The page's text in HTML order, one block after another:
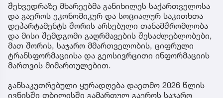
შეხვედრაზე მხარეებმა განიხილეს საქართველოსა
და გაეროს ეკონომიკურ და სოციალურ საკითხთა
დეპარტამენტს შორის არსებული თანამშრომლობა
და მისი შემდგომი გაღრმავების შესაძლებლობები,
მათ შორის, საჯარო მმართველობის, ციფრული
ტრანსფორმაციისა და გეოსივრცითი ინფორმაციის
მართვის მიმართულებით.
განსაკუთრებული ყურადღება დაეთმო 2026 წლის
ივნისში თბილისში გამართულ გაეროს საჯარო